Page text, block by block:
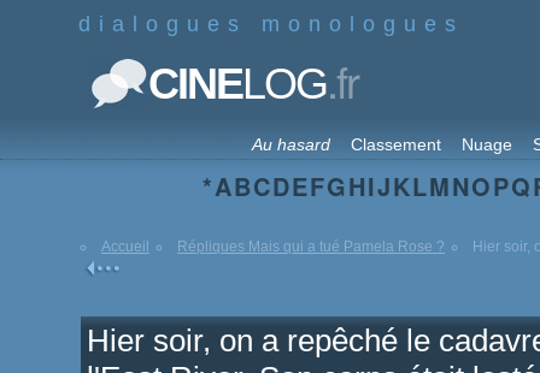
dialogues monologues
CINELOG.fr
Au hasard Classement Nuage
*ABCDEFGHIJKLMNOPQ
Accueil Répliques Mais qui a tué Pamela Rose ? Hier soir,
Hier soir, on a repêché le